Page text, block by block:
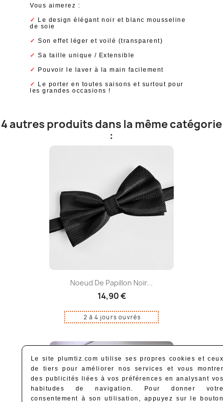
Vous aimerez :
✓
Le design élégant noir et blanc mousseline
de soie
✓Son effet léger et voilé (transparent)
✓Sa taille unique / Extensible
✓ Pouvoir le laver à la main facilement
✓
Le porter en toutes saisons et surtout pour
les grandes occasions !
4 autres produits dans la même catégorie
:
Noeud De Papillon Noir...
14,90 €
2 à 4 jours ouvrés
Le site plumtiz.com utilise ses propres cookies et
de tiers pour améliorer nos services et vous
des publicités liées à vos préférences en analysant
habitudes de navigation. Pour donner
consentement à son utilisation, appuyez sur le